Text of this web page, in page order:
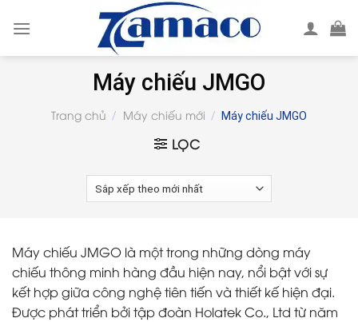
Máy chiếu JMGO
Trang chủ / Máy chiếu mới / Máy chiếu JMGO
LỌC
Máy chiếu JMGO là một trong những dòng máy
chiếu thông minh hàng đầu hiện nay, nổi bật với sự
kết hợp giữa công nghệ tiên tiến và thiết kế hiện đại.
Được phát triển bởi tập đoàn Holatek Co., Ltd từ năm